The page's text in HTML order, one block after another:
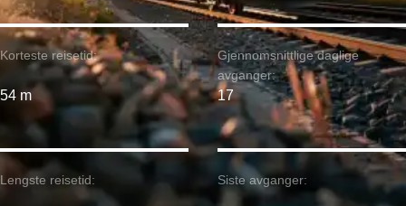
Korteste reisetid:
54 m
Lengste reisetid:
Gjennomsnittlige daglige
avganger:
17
Siste avganger: